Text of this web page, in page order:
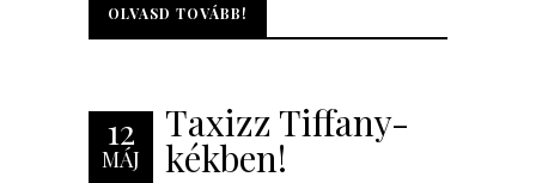
OLVASD TOVÁBB!
OLVASD TOVÁBB!
12
MÁJ
Taxizz Tiffany-
kékben!